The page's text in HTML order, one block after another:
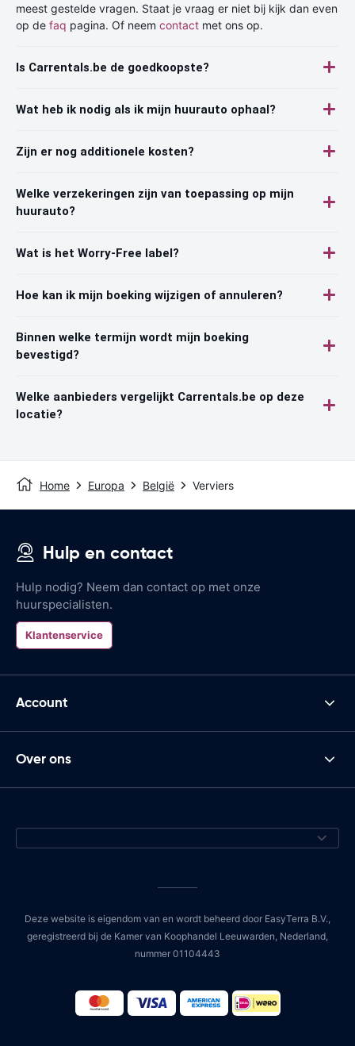
meest gestelde vragen. Staat je vraag er niet bij kijk dan even
op de faq pagina. Of neem contact met ons op.
Is Carrentals.be de goedkoopste?
Wat heb ik nodig als ik mijn huurauto ophaal?
Zijn er nog additionele kosten?
Welke verzekeringen zijn van toepassing op mijn
huurauto?
Wat is het Worry-Free label?
Hoe kan ik mijn boeking wijzigen of annuleren?
Binnen welke termijn wordt mijn boeking
bevestigd?
Welke aanbieders vergelijkt Carrentals.be op deze
locatie?
Home Europa België Verviers
Hulp en contact
Hulp nodig? Neem dan contact op met onze
huurspecialisten.
Klantenservice
Account
Over ons
Deze website is eigendom van en wordt beheerd door EasyTerra B.V.,
geregistreerd bij de Kamer van Koophandel Leeuwarden, Nederland,
nummer 01104443